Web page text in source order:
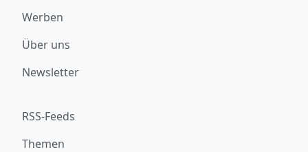
Werben
Über uns
Newsletter
RSS-Feeds
Themen